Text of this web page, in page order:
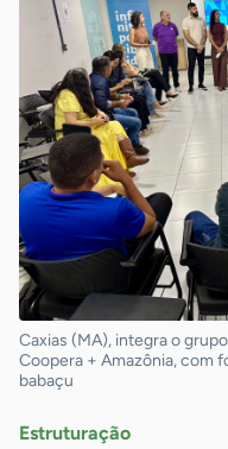
Caxias (MA), integra o
Coopera + Amazônia, com
babaçu
Estruturação